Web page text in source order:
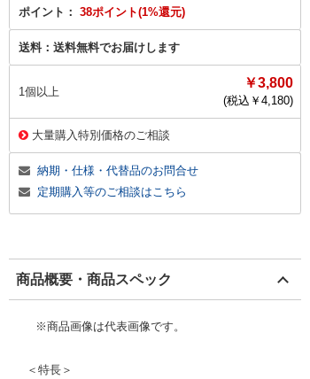
ポイント： 38ポイント(1%還元)
送料： 送料無料でお届けします
1個以上
￥3,800
(税込￥ 4,180)
大量購入特別価格のご相談
納期・仕様・代替品のお問合せ
定期購入等のご相談はこちら
商品概要・商品スペック
※商品画像は代表画像です。
＜特長＞